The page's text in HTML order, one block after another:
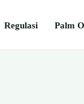
Regulasi Palm